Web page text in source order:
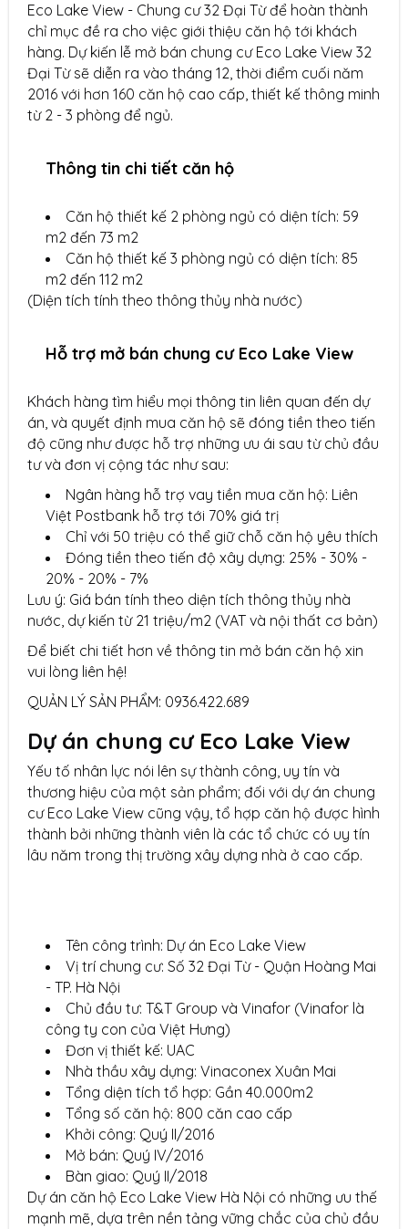
Eco Lake View - Chung cư 32 Đại Từ để hoàn thành
chỉ mục đề ra cho việc giới thiệu căn hộ tới khách
hàng. Dự kiến lễ mở bán chung cư Eco Lake View 32
Đại Từ sẽ diễn ra vào tháng 12, thời điểm cuối năm
2016 với hơn 160 căn hộ cao cấp, thiết kế thông minh
từ 2 - 3 phòng để ngủ.
Thông tin chi tiết căn hộ
Căn hộ thiết kế 2 phòng ngủ có diện tích: 59
m2 đến 73 m2
Căn hộ thiết kế 3 phòng ngủ có diện tích: 85
m2 đến 112 m2
(Diện tích tính theo thông thủy nhà nước)
Hỗ trợ mở bán chung cư Eco Lake View
Khách hàng tìm hiểu mọi thông tin liên quan đến dự
án, và quyết định mua căn hộ sẽ đóng tiền theo tiến
độ cũng như được hỗ trợ những ưu ái sau từ chủ đầu
tư và đơn vị cộng tác như sau:
Ngân hàng hỗ trợ vay tiền mua căn hộ: Liên
Việt Postbank hỗ trợ tới 70% giá trị
Chỉ với 50 triệu có thể giữ chỗ căn hộ yêu thích
Đóng tiền theo tiến độ xây dựng: 25% - 30% -
20% - 20% - 7%
Lưu ý: Giá bán tính theo diện tích thông thủy nhà
nước, dự kiến từ 21 triệu/m2 (VAT và nội thất cơ bản)
Để biết chi tiết hơn về thông tin mở bán căn hộ xin
vui lòng liên hệ!
QUẢN LÝ SẢN PHẨM: 0936.422.689
Dự án chung cư Eco Lake View
Yếu tố nhân lực nói lên sự thành công, uy tín và
thương hiệu của một sản phẩm; đối với dự án chung
cư Eco Lake View cũng vậy, tổ hợp căn hộ được hình
thành bởi những thành viên là các tổ chức có uy tín
lâu năm trong thị trường xây dựng nhà ở cao cấp.
Tên công trình: Dự án Eco Lake View
Vị trí chung cư: Số 32 Đại Từ - Quận Hoàng Mai
- TP. Hà Nội
Chủ đầu tư: T&T Group và Vinafor (Vinafor là
công ty con của Việt Hưng)
Đơn vị thiết kế: UAC
Nhà thầu xây dựng: Vinaconex Xuân Mai
Tổng diện tích tổ hợp: Gần 40.000m2
Tổng số căn hộ: 800 căn cao cấp
Khởi công: Quý II/2016
Mở bán: Quý IV/2016
Bàn giao: Quý II/2018
Dự án căn hộ Eco Lake View Hà Nội có những ưu thế
mạnh mẽ, dựa trên nền tảng vững chắc của chủ đầu